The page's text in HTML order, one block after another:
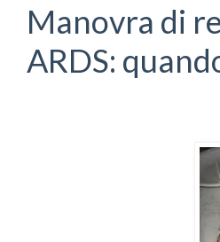
Manovra di
ARDS: